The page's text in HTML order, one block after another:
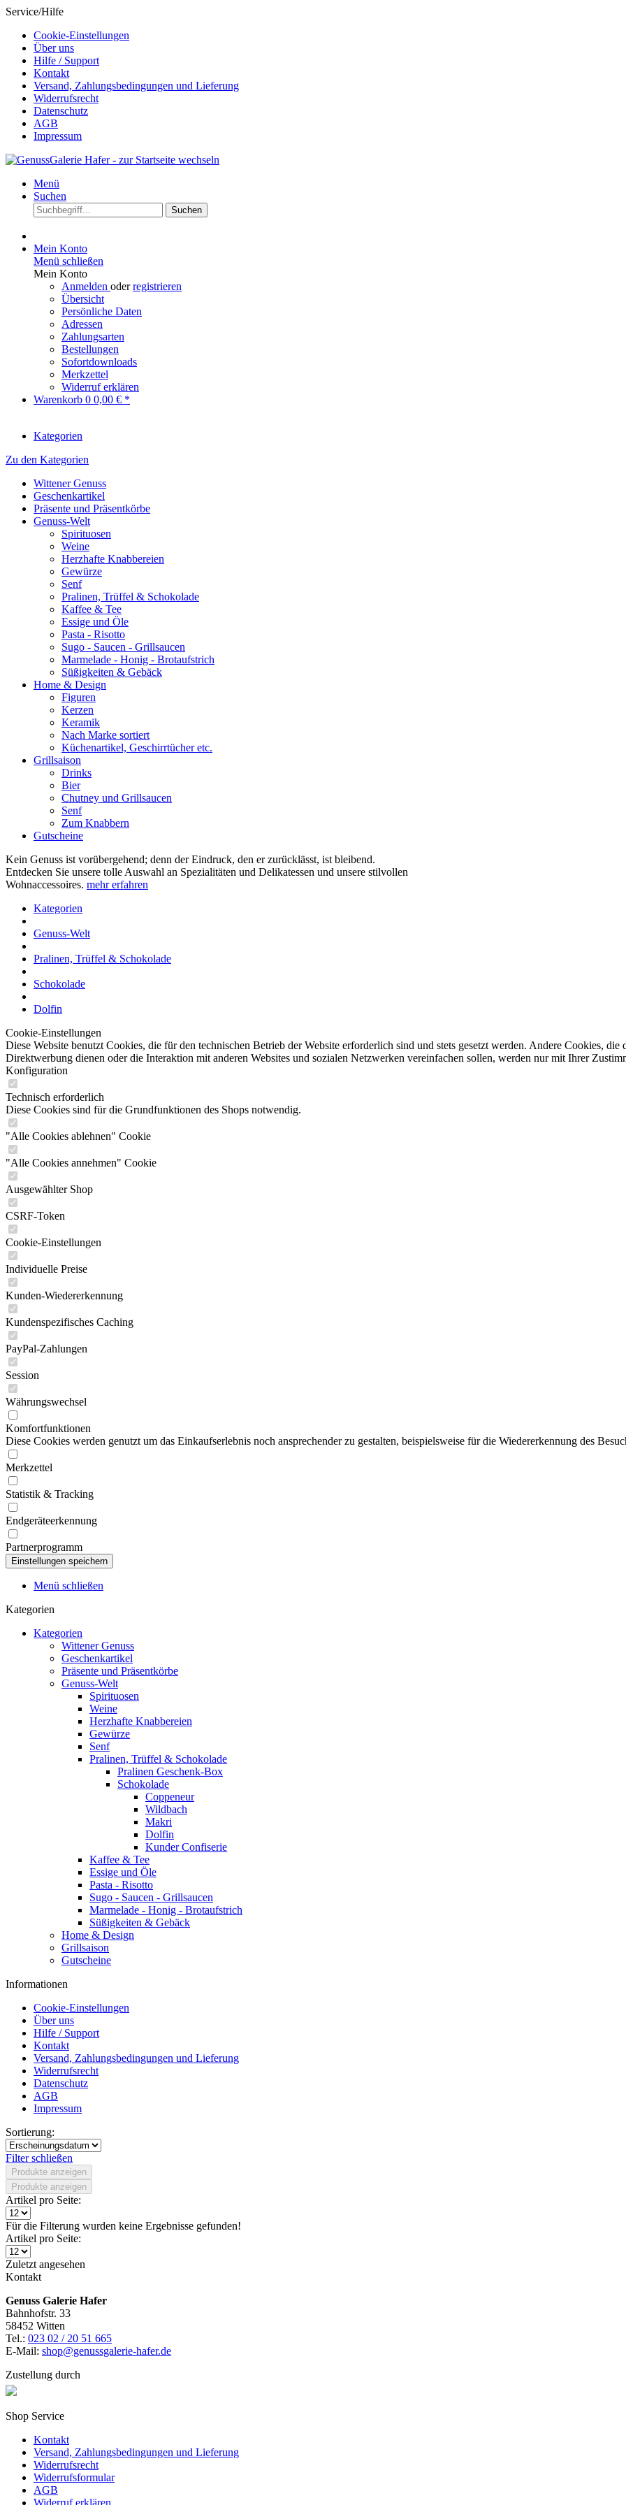
Service/Hilfe
Cookie-Einstellungen
Über uns
Hilfe / Support
Kontakt
Versand, Zahlungsbedingungen und Lieferung
Widerrufsrecht
Datenschutz
AGB
Impressum
Menü
Suchen
Suchen
Mein Konto
Menü schließen
Mein Konto
Anmelden oderregistrieren
Übersicht
Persönliche Daten
Adressen
Zahlungsarten
Bestellungen
Sofortdownloads
Merkzettel
Widerruf erklären
Warenkorb 0 0,00 € *
Kategorien
Zu den Kategorien
Wittener Genuss
Geschenkartikel
Präsente und Präsentkörbe
Genuss-Welt
Spirituosen
Weine
Herzhafte Knabbereien
Gewürze
Senf
Pralinen, Trüffel & Schokolade
Kaffee & Tee
Essige und Öle
Pasta - Risotto
Sugo - Saucen - Grillsaucen
Marmelade - Honig - Brotaufstrich
Süßigkeiten & Gebäck
Home & Design
Figuren
Kerzen
Keramik
Nach Marke sortiert
Küchenartikel, Geschirrtücher etc.
Grillsaison
Drinks
Bier
Chutney und Grillsaucen
Senf
Zum Knabbern
Gutscheine
Kein Genuss ist vorübergehend; denn der Eindruck, den er zurücklässt, ist bleibend.
Entdecken Sie unsere tolle Auswahl an Spezialitäten und Delikatessen und unsere stilvollen
Wohnaccessoires. mehr erfahren
Kategorien
Genuss-Welt
Pralinen, Trüffel & Schokolade
Schokolade
Dolfin
Cookie-Einstellungen
Diese Website benutzt Cookies, die für den technischen Betrieb der Website erforderlich sind und stets gesetzt werden. Andere Cookies,
Direktwerbung dienen oder die Interaktion mit anderen Websites und sozialen Netzwerken vereinfachen sollen, werden nur mit Ihrer
Konfiguration
Technisch erforderlich
Diese Cookies sind für die Grundfunktionen des Shops notwendig.
"Alle Cookies ablehnen" Cookie
"Alle Cookies annehmen" Cookie
Ausgewählter Shop
CSRF-Token
Cookie-Einstellungen
Individuelle Preise
Kunden-Wiedererkennung
Kundenspezifisches Caching
PayPal-Zahlungen
Session
Währungswechsel
Komfortfunktionen
Diese Cookies werden genutzt um das Einkaufserlebnis noch ansprechender zu gestalten, beispielsweise für die Wiedererkennung des
Merkzettel
Statistik & Tracking
Endgeräteerkennung
Partnerprogramm
Menü schließen
Kategorien
Kategorien
Wittener Genuss
Geschenkartikel
Präsente und Präsentkörbe
Genuss-Welt
Spirituosen
Weine
Herzhafte Knabbereien
Gewürze
Senf
Pralinen, Trüffel & Schokolade
Pralinen Geschenk-Box
Schokolade
Coppeneur
Wildbach
Makri
Dolfin
Kunder Confiserie
Kaffee & Tee
Essige und Öle
Pasta - Risotto
Sugo - Saucen - Grillsaucen
Marmelade - Honig - Brotaufstrich
Süßigkeiten & Gebäck
Home & Design
Grillsaison
Gutscheine
Informationen
Cookie-Einstellungen
Über uns
Hilfe / Support
Kontakt
Versand, Zahlungsbedingungen und Lieferung
Widerrufsrecht
Datenschutz
AGB
Impressum
Sortierung:
Filter schließen
Produkte anzeigen
Produkte anzeigen
Artikel pro Seite:
Für die Filterung wurden keine Ergebnisse gefunden!
Artikel pro Seite:
Zuletzt angesehen
Kontakt
Genuss Galerie Hafer
Bahnhofstr. 33
58452 Witten
Tel.: 023 02 / 20 51 665
E-Mail: shop@genussgalerie-hafer.de
Zustellung durch
Shop Service
Kontakt
Versand, Zahlungsbedingungen und Lieferung
Widerrufsrecht
Widerrufsformular
AGB
Widerruf erklären